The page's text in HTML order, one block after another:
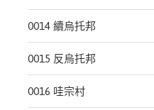
0014 續烏托邦
0015 反烏托邦
0016 哇宗村